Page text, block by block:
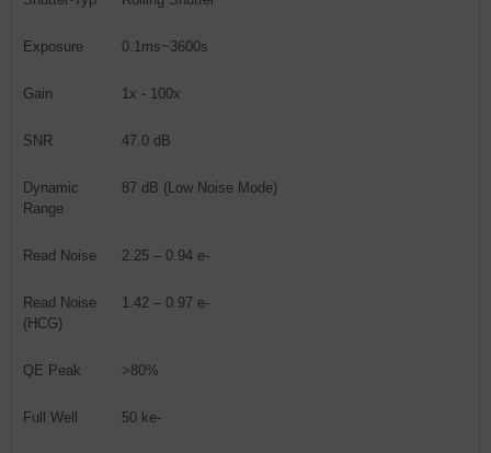
Exposure 0.1ms~3600s
Gain 1x - 100x
SNR 47.0 dB
Dynamic
Range
87 dB (Low Noise Mode)
Read Noise 2.25 – 0.94 e-
Read Noise
(HCG)
1.42 – 0.97 e-
QE Peak >80%
Full Well 50 ke-